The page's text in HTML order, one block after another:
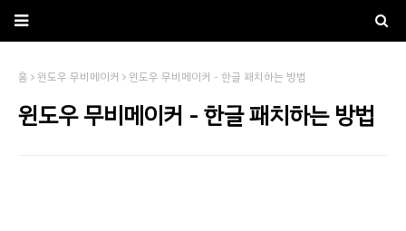
홈 윈도우 무비메이커 윈도우 무비메이커 - 한글 패치하는 방법
윈도우 무비메이커 - 한글 패치하는 방법